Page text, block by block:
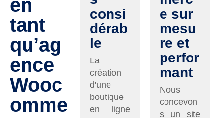
en
tant
qu’ag
ence
Wooc
omme
consi
dérab
le
La
création
d'une
boutique
en ligne
e sur
mesu
re et
perfor
mant
Nous
concevon
s un site